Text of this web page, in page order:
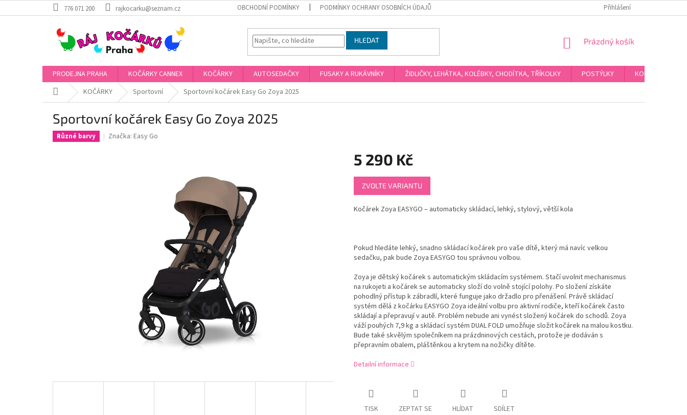
na
776 071 200 rajkocarku@seznam.cz OBCHODNÍ PODMÍNKY PODMÍNKY OCHRANY OSOBNÍCH ÚDAJŮ Přihlášení
HLEDAT
NÁKUPNÍ
Prázdný košík
PRODEJNA PRAHA KOČÁRKY CANNEX KOČÁRKY AUTOSEDAČKY FUSAKY A RUKÁVNÍKY ŽIDLIČKY, LEHÁTKA, KOLÉBKY, CHODÍTKA, TŘÍKOLKY POSTÝLKY
KOUPÁNÍ A
Domů KOČÁRKY Sportovní Sportovní kočárek Easy Go Zoya 2025
Sportovní kočárek Easy Go Zoya 2025
Různé barvy Značka: Easy Go
5 290 Kč
Měrná
cena:
ZVOLTE VARIANTU
Kočárek Zoya EASYGO – automaticky skládací, lehký, stylový, větší kola
Pokud hledáte lehký, snadno skládací kočárek pro vaše dítě, který má navíc velkou
sedačku, pak bude Zoya EASYGO tou správnou volbou.
Zoya je dětský kočárek s automatickým skládacím systémem. Stačí uvolnit mechanismus
na rukojeti a kočárek se automaticky složí do volně stojící polohy. Po složení získáte
pohodlný přístup k zábradlí, které funguje jako držadlo pro přenášení. Právě skládací
systém dělá z kočárku EASYGO Zoya ideální volbu pro aktivní rodiče, kteří kočárek často
skládají a přepravují v autě. Problém nebude ani vynést složený kočárek do schodů. Zoya
váží pouhých 7,9 kg a skládací systém DUAL FOLD umožňuje složit kočárek na malou kostku.
Bude také skvělým společníkem na prázdninových cestách, protože je dodáván s
přepravním obalem, pláštěnkou a krytem na nožičky dítěte.
Detailní informace
TISK ZEPTAT SE HLÍDAT SDÍLET